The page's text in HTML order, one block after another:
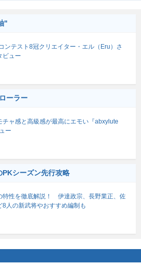
"
ンテスト8冠クリエイター・エル（Eru）さ
ビュー
ーラー
チャ感と高級感が最高にエモい『abxylute
ー
PKシーズン先行攻略
特性を徹底解説！ 伊達政宗、長野業正、佐
8人の新武将やおすすめ編制も